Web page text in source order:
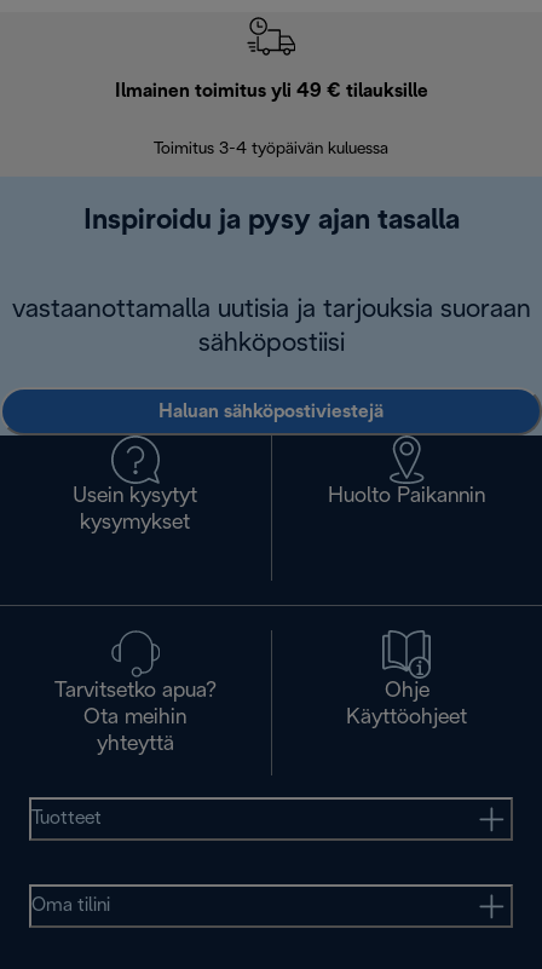
Ilmainen toimitus yli 49 € tilauksille
Toimitus 3-4 työpäivän kuluessa
Inspiroidu ja pysy ajan tasalla
vastaanottamalla uutisia ja tarjouksia suoraan
sähköpostiisi
Haluan sähköpostiviestejä
Usein kysytyt
kysymykset
Huolto Paikannin
Tarvitsetko apua?
Ota meihin
yhteyttä
Ohje
Käyttöohjeet
Tuotteet
Oma tilini